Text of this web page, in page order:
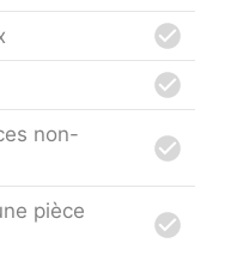
non-
pièce